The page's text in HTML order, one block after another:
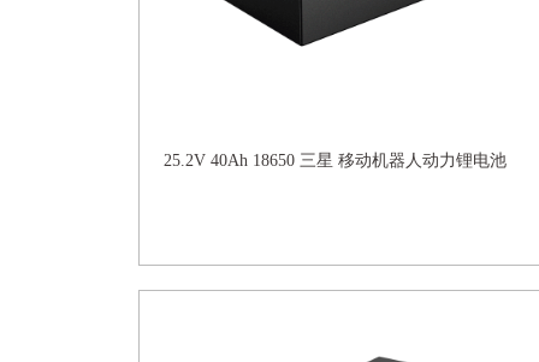
25.2V 40Ah 18650 三星 移动机器人动力锂电池